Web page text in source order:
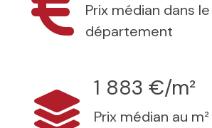
Prix médian dans le
département
1 883 €/m²
Prix médian au